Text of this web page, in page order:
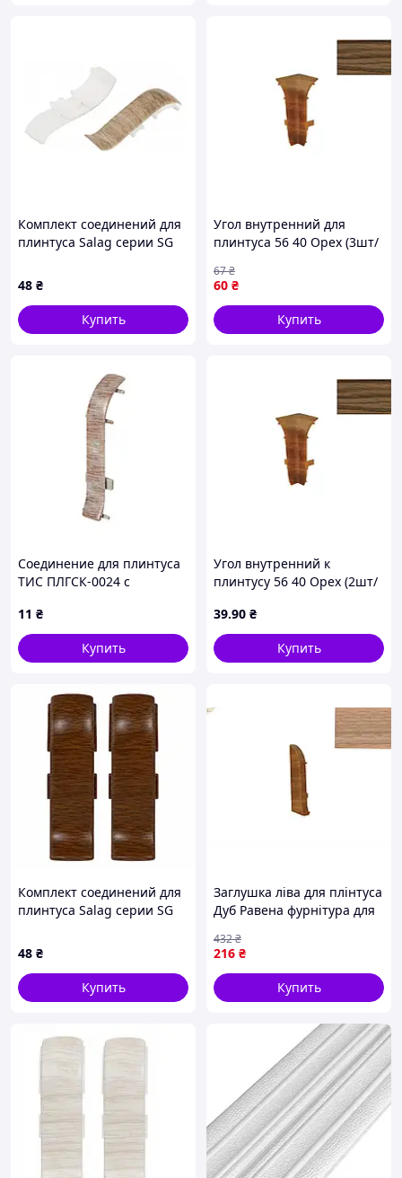
Комплект соединений для
плинтуса Salag серии SG
48 ₴
Купить
Угол внутренний для
плинтуса 56 40 Орех (3шт/
60 ₴
67₴
Купить
Соединение для плинтуса
ТИС ПЛГСК-0024 с
11 ₴
Купить
Угол внутренний к
плинтусу 56 40 Орех (2шт/
39.90 ₴
Купить
Комплект соединений для
плинтуса Salag серии SG
48 ₴
Купить
Заглушка ліва для плінтуса
Дуб Равена фурнітура для
з’єднувальних муфт
216 ₴
432₴
Купить